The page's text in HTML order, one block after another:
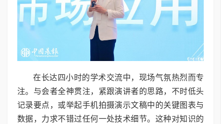
在长达四小时的学术交流中，现场气氛热烈而专
注。与会者全神贯注，紧跟演讲者的思路，不时低头
记录要点，或举起手机拍摄演示文稿中的关键图表与
数据，力求不错过任何一处技术细节。这种对知识的